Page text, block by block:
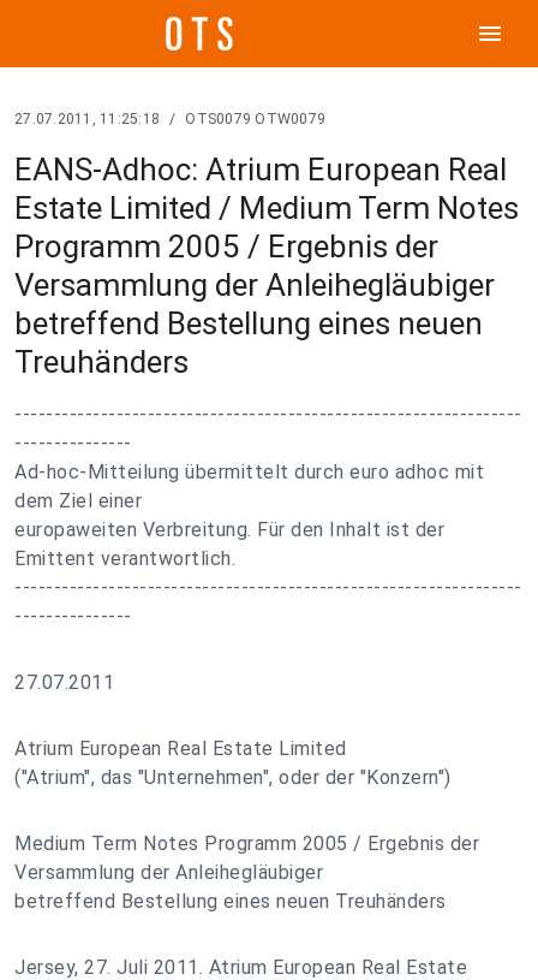
menu
27.07.2011, 11:25:18 / OTS0079 OTW0079
EANS-Adhoc: Atrium European Real
Estate Limited / Medium Term Notes
Programm 2005 / Ergebnis der
Versammlung der Anleihegläubiger
betreffend Bestellung eines neuen
Treuhänders
-----------------------------------------------------------------
---------------
Ad-hoc-Mitteilung übermittelt durch euro adhoc mit
dem Ziel einer
europaweiten Verbreitung. Für den Inhalt ist der
Emittent verantwortlich.
-----------------------------------------------------------------
---------------
27.07.2011
Atrium European Real Estate Limited
("Atrium", das "Unternehmen", oder der "Konzern")
Medium Term Notes Programm 2005 / Ergebnis der
Versammlung der Anleihegläubiger
betreffend Bestellung eines neuen Treuhänders
Jersey, 27. Juli 2011. Atrium European Real Estate